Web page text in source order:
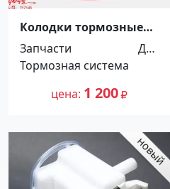
Колодки тормозные
задние RR TOYOTA
TUNDRA/SEQUOIA 07-
Краснодар
Запчасти
Для
автомоби
Тормозная система
цена 1 200